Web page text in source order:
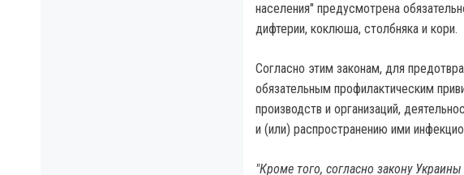
населения" предусмотрена
дифтерии, коклюша, столбняка и кори.
Согласно этим законам, для
обязательным профилактическим
производств и организаций,
и (или) распространению ими
"Кроме того, согласно закону